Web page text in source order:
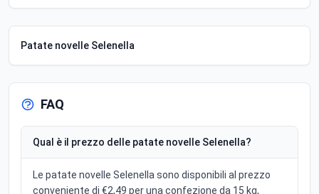
Patate novelle Selenella
FAQ
Qual è il prezzo delle patate novelle Selenella?
Le patate novelle Selenella sono disponibili al prezzo
conveniente di €2,49 per una confezione da 15 kg,